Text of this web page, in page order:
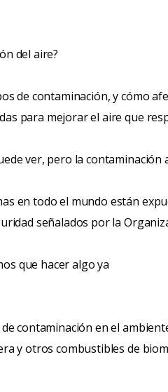
del aire?
de contaminación, y cómo
para mejorar el aire que
ver, pero la
en todo el mundo están
señalados por la
que hacer algo ya
contaminación en el
y otros combustibles de